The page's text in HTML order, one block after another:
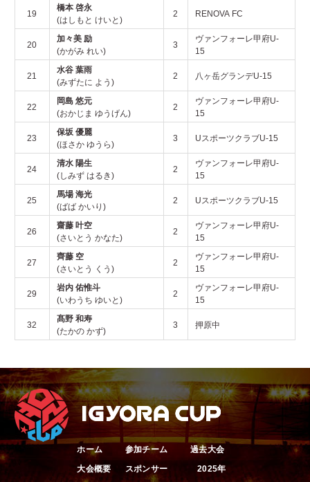
19
橋本 啓永
(はしもと けいと)
2 RENOVA FC
20
加々美 励
(かがみ れい)
3
ヴァンフォーレ甲府U-
15
21
水谷 葉雨
(みずたに よう)
2 八ヶ岳グランデU-15
22
岡島 悠元
(おかじま ゆうげん)
2
ヴァンフォーレ甲府U-
15
23
保坂 優麗
(ほさか ゆうら)
3 UスポーツクラブU-15
24
清水 陽生
(しみず はるき)
2
ヴァンフォーレ甲府U-
15
25
馬場 海光
(ばば かいり)
2 UスポーツクラブU-15
26
齋藤 叶空
(さいとう かなた)
2
ヴァンフォーレ甲府U-
15
27
齊藤 空
(さいとう くう)
2
ヴァンフォーレ甲府U-
15
29
岩内 佑惟斗
(いわうち ゆいと)
2
ヴァンフォーレ甲府U-
15
32
髙野 和寿
(たかの かず)
3 押原中
ホーム
大会概要
参加チーム
スポンサー
過去大会
2025年